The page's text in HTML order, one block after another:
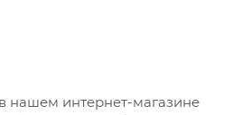
нашем интернет-магазине